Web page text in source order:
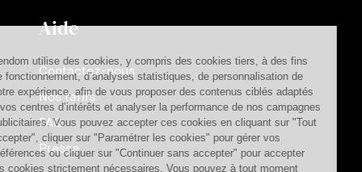
Aide
Contactez-nous
Nos tarifs
FAQ
Presse